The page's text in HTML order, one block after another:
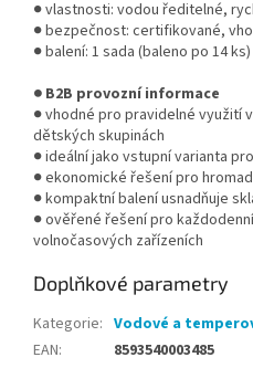
● vlastnosti: vodou ředitelné,
● bezpečnost: certifikované,
● balení: 1 sada (baleno po 14 ks)
● B2B provozní informace
● vhodné pro pravidelné využití
dětských skupinách
● ideální jako vstupní varianta
● ekonomické řešení pro
● kompaktní balení usnadňuje
● ověřené řešení pro
volnočasových zařízeních
Doplňkové parametry
Kategorie: Vodové a
EAN: 8593540003485